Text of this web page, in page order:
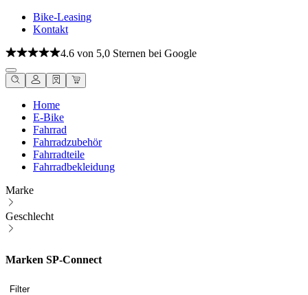
Bike-Leasing
Kontakt
4.6 von 5,0 Sternen bei Google
Home
E-Bike
Fahrrad
Fahrradzubehör
Fahrradteile
Fahrradbekleidung
Marke
Geschlecht
Marken SP-Connect
Filter